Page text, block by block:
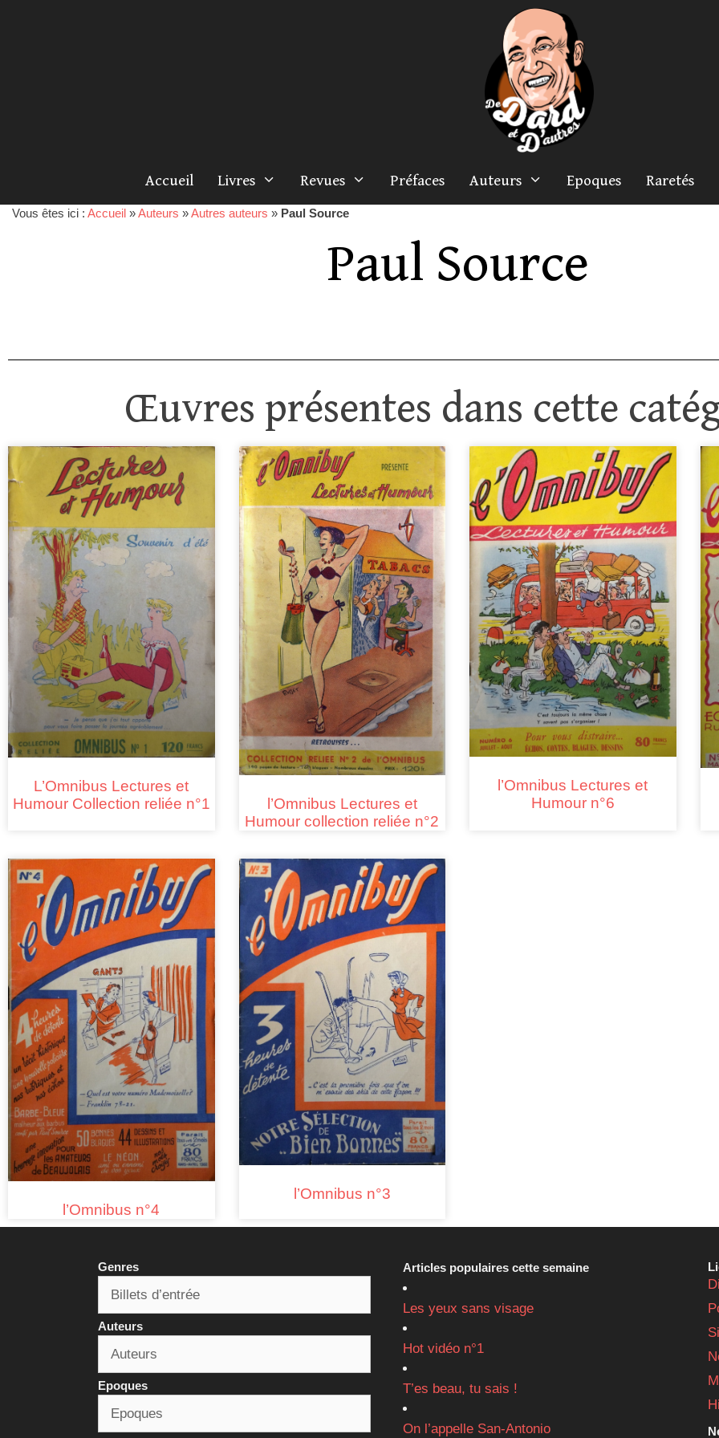
Accueil Livres Revues Préfaces Auteurs Epoques Raretés
Vous êtes ici : Accueil »Auteurs »Autres auteurs » Paul Source
Paul Source
Œuvres présentes dans cette
L’Omnibus Lectures et
Humour Collection reliée n°1
l’Omnibus Lectures et
Humour collection reliée n°2
l’Omnibus Lectures et
Humour n°6
l’Omnibus n°4
l’Omnibus n°3
Genres
Auteurs
Epoques
Articles populaires cette semaine
Les yeux sans visage
Hot vidéo n°1
T’es beau, tu sais !
On l’appelle San-Antonio